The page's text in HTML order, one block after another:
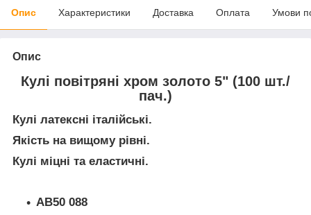
Опис Характеристики Доставка Оплата Умови
Опис
Кулі повітряні хром золото 5" (100 шт./
пач.)
Кулі латексні італійські.
Якість на вищому рівні.
Кулі міцні та еластичні.
AB50 088